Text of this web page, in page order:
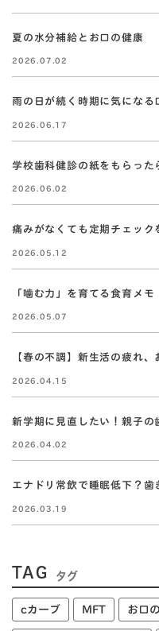
夏の水分補給とお口の健康
2026.07.02
雨の日が続く時期に気になる
2026.06.17
学校歯科健診の紙をもらった
2026.06.02
痛みがなくても定期チェッ
2026.05.12
「噛む力」を育てる食育メモ
2026.05.07
【春の不調】新生活の疲れ
2026.04.15
新学期に見直したい！親子の
2026.04.02
エナドリ常飲で睡眠低下？歯
2026.03.19
TAG タグ
cカーブ MFT お口